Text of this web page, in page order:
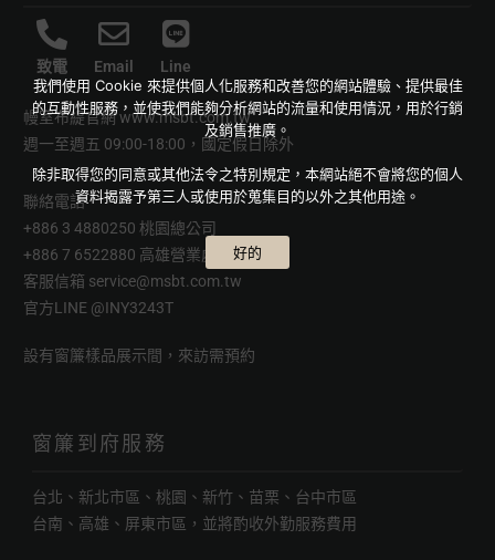
致電 Email Line
幔室布緹官網www.msbt.com.tw
週一至週五 09:00-18:00，國定假日除外
聯絡電話
+886 3 4880250 桃園總公司
+886 7 6522880 高雄營業處
客服信箱 service@msbt.com.tw
官方LINE @INY3243T
設有窗簾樣品展示間，來訪需預約
窗簾到府服務
台北、新北市區、桃園、新竹、苗栗、台中市區
台南、高雄、屏東市區，並將酌收外勤服務費用
我們使用 Cookie 來提供個人化服務和改善您的網站體驗、提供最佳
的互動性服務，並使我們能夠分析網站的流量和使用情況，用於行銷
及銷售推廣。
除非取得您的同意或其他法令之特別規定，本網站絕不會將您的個人
資料揭露予第三人或使用於蒐集目的以外之其他用途。
好的